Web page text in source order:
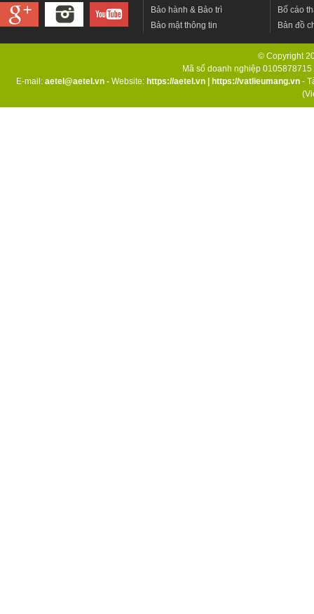
Bảo hành & Bảo trì
Bảo mật thông tin
Bố cáo
Bản đồ
© Copyright
Mã số doanh nghiệp
E-mail: aetel@aetel.vn - Website: https://aetel.vn https://vatlieumang.vn -